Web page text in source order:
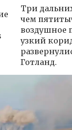
Три
чем
воздушное
узкий
Готланд.